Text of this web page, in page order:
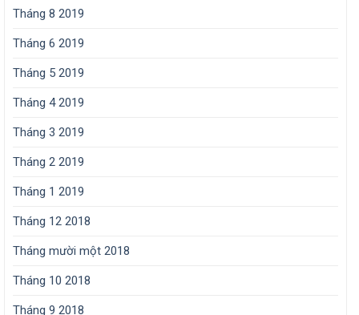
Tháng 8 2019
Tháng 6 2019
Tháng 5 2019
Tháng 4 2019
Tháng 3 2019
Tháng 2 2019
Tháng 1 2019
Tháng 12 2018
Tháng mười một 2018
Tháng 10 2018
Tháng 9 2018